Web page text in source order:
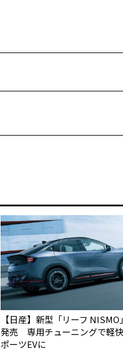
【日産】新型「リーフ NISMO
発売 専用チューニングで軽
ポーツEVに